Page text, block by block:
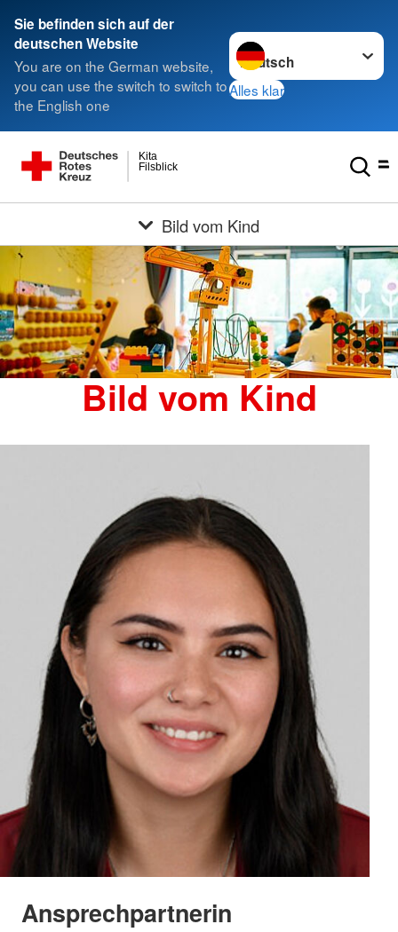
Sie befinden sich auf der
deutschen Website
You are on the German website,
you can use the switch to switch to
the English one
Sprache wechseln zu
Alles klar
Filsblick
Kita
Bild vom Kind
Bild vom Kind
Ansprechpartnerin